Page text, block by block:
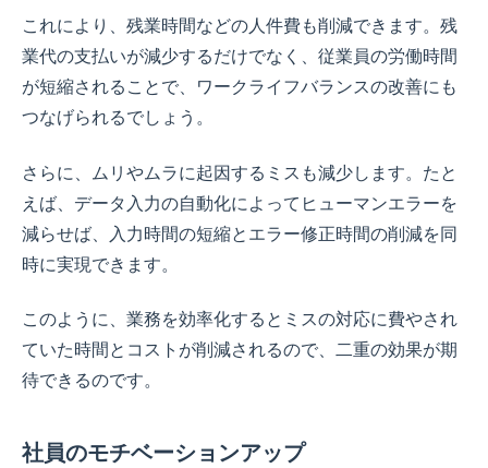
これにより、残業時間などの人件費も削減できます。残
業代の支払いが減少するだけでなく、従業員の労働時間
が短縮されることで、ワークライフバランスの改善にも
つなげられるでしょう。
さらに、ムリやムラに起因するミスも減少します。たと
えば、データ入力の自動化によってヒューマンエラーを
減らせば、入力時間の短縮とエラー修正時間の削減を同
時に実現できます。
このように、業務を効率化するとミスの対応に費やされ
ていた時間とコストが削減されるので、二重の効果が期
待できるのです。
社員のモチベーションアップ